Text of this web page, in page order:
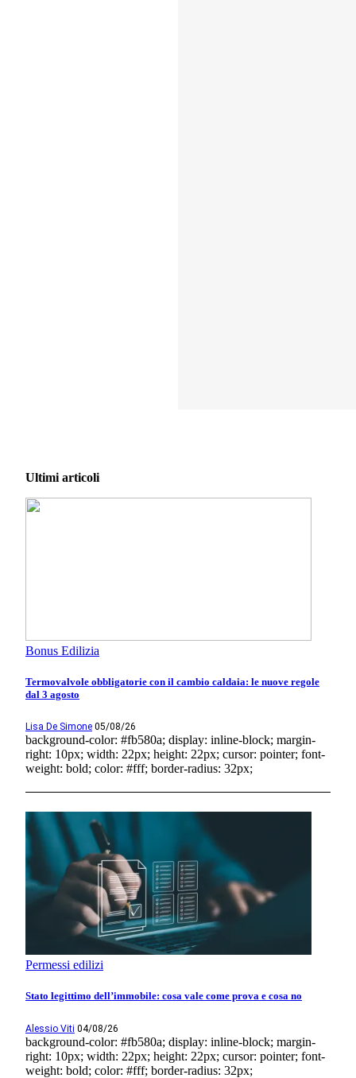
Ultimi articoli
Bonus Edilizia
Termovalvole obbligatorie con il cambio caldaia: le nuove regole
dal 3 agosto
Lisa De Simone 05/08/26
background-color: #fb580a; display: inline-block; margin-
right: 10px; width: 22px; height: 22px; cursor: pointer; font-
weight: bold; color: #fff; border-radius: 32px;
Permessi edilizi
Stato legittimo dell’immobile: cosa vale come prova e cosa no
Alessio Viti 04/08/26
background-color: #fb580a; display: inline-block; margin-
right: 10px; width: 22px; height: 22px; cursor: pointer; font-
weight: bold; color: #fff; border-radius: 32px;